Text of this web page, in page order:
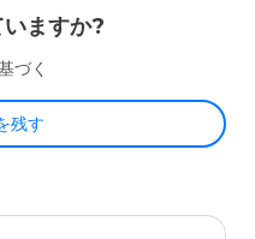
ますか?
づく
残す